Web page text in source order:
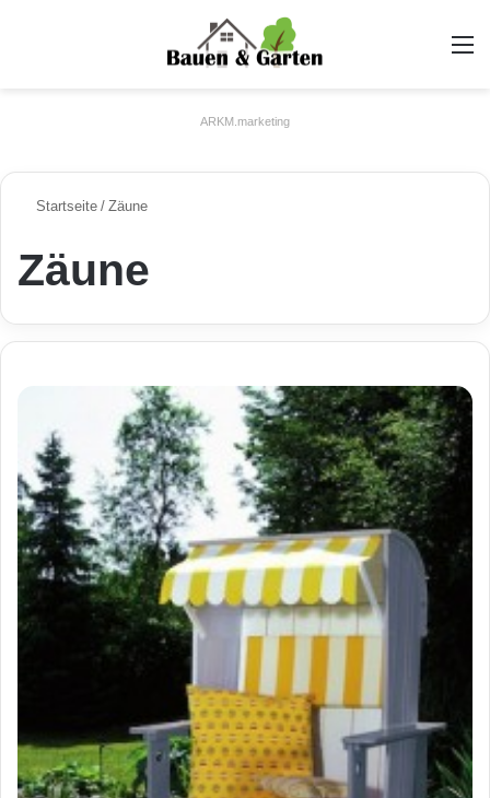
ARKM.marketing
Startseite / Zäune
Zäune